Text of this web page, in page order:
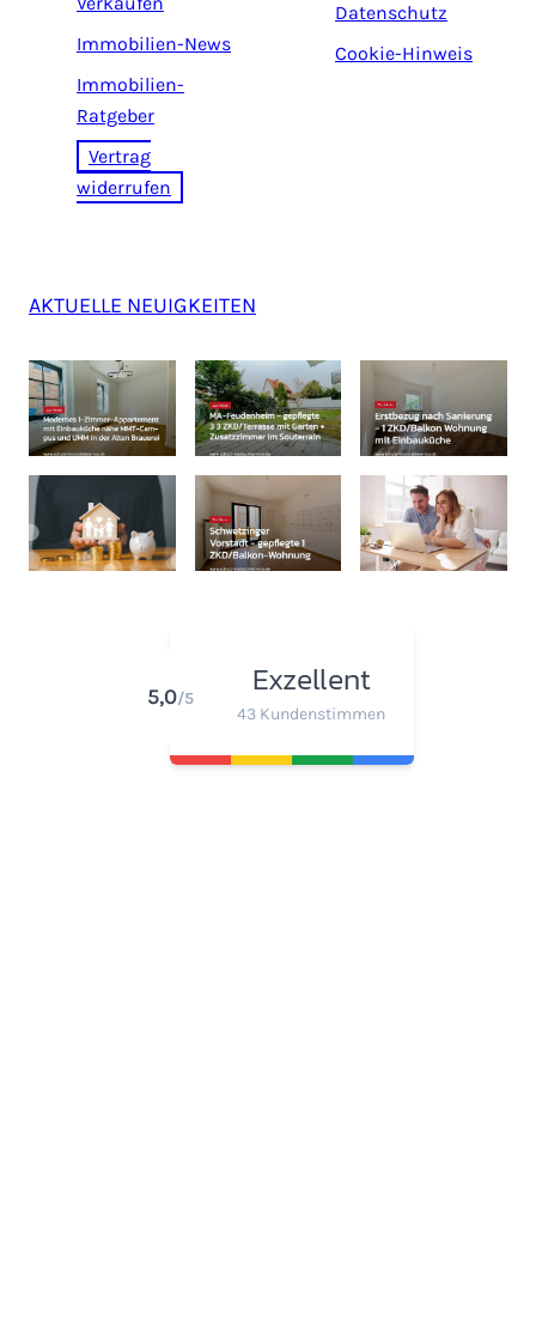
Immobilien-News
Immobilien-
Ratgeber
Vertrag
widerrufen
Datenschutz
Cookie-Hinweis
AKTUELLE NEUIGKEITEN
5,0/5 Exzellent
43 Kundenstimmen